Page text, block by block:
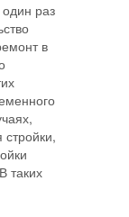
раз
в
таких